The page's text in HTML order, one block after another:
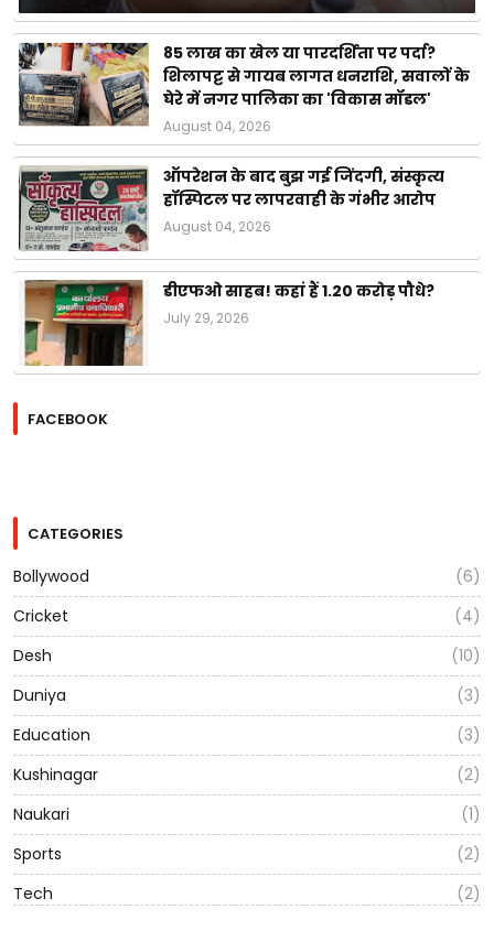
85 लाख का खेल या पारदर्शिता पर पर्दा?
शिलापट्ट से गायब लागत धनराशि, सवालों के
घेरे में नगर पालिका का 'विकास मॉडल'
August 04, 2026
ऑपरेशन के बाद बुझ गई जिंदगी, संस्कृत्य
हॉस्पिटल पर लापरवाही के गंभीर आरोप
August 04, 2026
डीएफओ साहब! कहां हैं 1.20 करोड़ पौधे?
July 29, 2026
FACEBOOK
CATEGORIES
Bollywood
(6)
Cricket
(4)
Desh
(10)
Duniya
(3)
Education
(3)
Kushinagar
(2)
Naukari
(1)
Sports
(2)
Tech
(2)